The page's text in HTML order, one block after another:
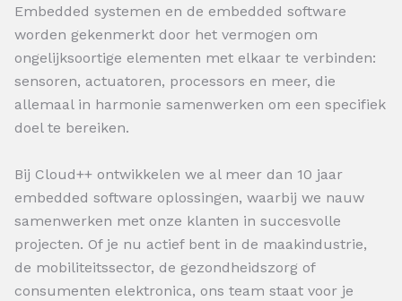
Embedded systemen en de embedded software
worden gekenmerkt door het vermogen om
ongelijksoortige elementen met elkaar te verbinden:
sensoren, actuatoren, processors en meer, die
allemaal in harmonie samenwerken om een specifiek
doel te bereiken.
Bij Cloud++ ontwikkelen we al meer dan 10 jaar
embedded software oplossingen, waarbij we nauw
samenwerken met onze klanten in succesvolle
projecten. Of je nu actief bent in de maakindustrie,
de mobiliteitssector, de gezondheidszorg of
consumenten elektronica, ons team staat voor je